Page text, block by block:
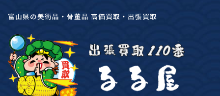
富山県の美術品・骨董品 高価買取・出張買取